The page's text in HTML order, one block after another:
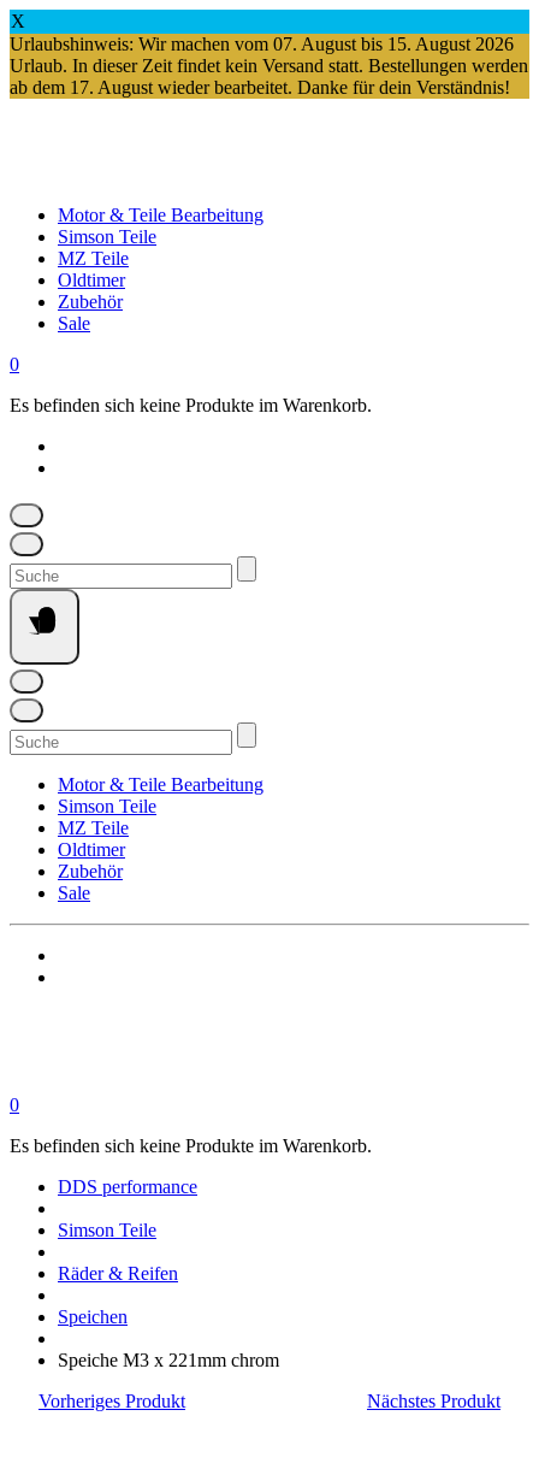
X
Urlaubshinweis: Wir machen vom 07. August bis 15. August 2026
Urlaub. In dieser Zeit findet kein Versand statt. Bestellungen werden
ab dem 17. August wieder bearbeitet. Danke für dein Verständnis!
Motor & Teile Bearbeitung
Simson Teile
MZ Teile
Oldtimer
Zubehör
Sale
0
Es befinden sich keine Produkte im Warenkorb.
Suchen
nach:
Suchen
nach:
Motor & Teile Bearbeitung
Simson Teile
MZ Teile
Oldtimer
Zubehör
Sale
0
Es befinden sich keine Produkte im Warenkorb.
DDS performance
Simson Teile
Räder & Reifen
Speichen
Speiche M3 x 221mm chrom
Vorheriges Produkt
Nächstes Produkt